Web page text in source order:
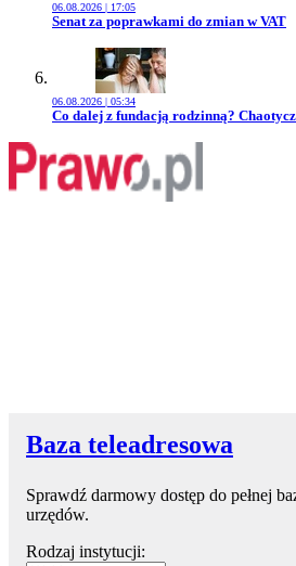
06.08.2026 | 17:05
Przejdź do artykułu:
Senat za poprawkami do zmian w VAT
06.08.2026 | 05:34
Przejdź do artykułu:
Co dalej z fundacją rodzinną?
Baza teleadresowa
Sprawdź darmowy dostęp do pełnej
urzędów.
Rodzaj instytucji: